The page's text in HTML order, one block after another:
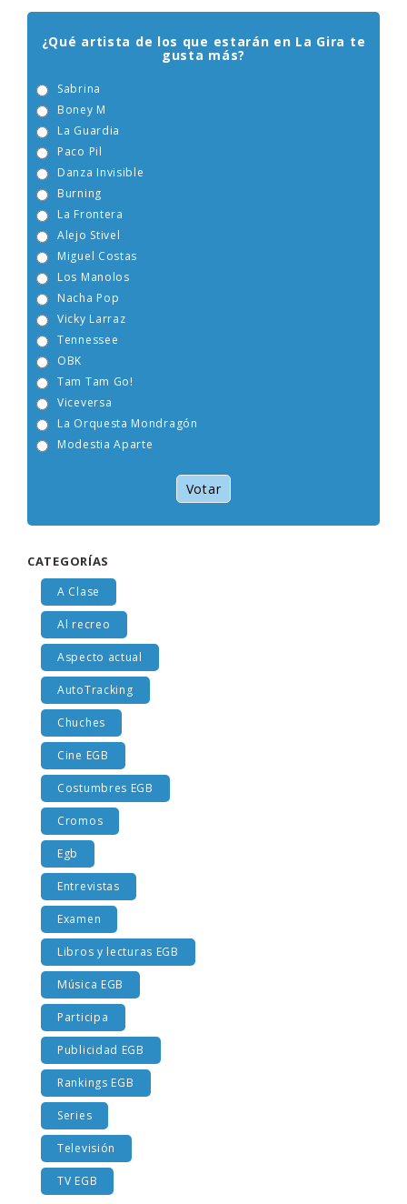
¿Qué artista de los que estarán en La Gira te
gusta más?
Sabrina
Boney M
La Guardia
Paco Pil
Danza Invisible
Burning
La Frontera
Alejo Stivel
Miguel Costas
Los Manolos
Nacha Pop
Vicky Larraz
Tennessee
OBK
Tam Tam Go!
Viceversa
La Orquesta Mondragón
Modestia Aparte
Votar
CATEGORÍAS
A Clase
Al recreo
Aspecto actual
AutoTracking
Chuches
Cine EGB
Costumbres EGB
Cromos
Egb
Entrevistas
Examen
Libros y lecturas EGB
Música EGB
Participa
Publicidad EGB
Rankings EGB
Series
Televisión
TV EGB